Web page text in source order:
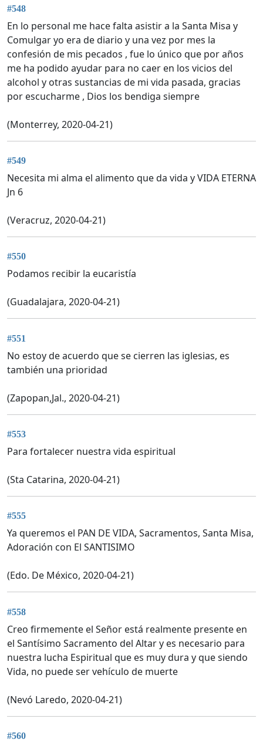
#548
En lo personal me hace falta asistir a la Santa Misa y
Comulgar yo era de diario y una vez por mes la
confesión de mis pecados , fue lo único que por años
me ha podido ayudar para no caer en los vicios del
alcohol y otras sustancias de mi vida pasada, gracias
por escucharme , Dios los bendiga siempre
(Monterrey, 2020-04-21)
#549
Necesita mi alma el alimento que da vida y VIDA ETERNA
Jn 6
(Veracruz, 2020-04-21)
#550
Podamos recibir la eucaristía
(Guadalajara, 2020-04-21)
#551
No estoy de acuerdo que se cierren las iglesias, es
también una prioridad
(Zapopan,Jal., 2020-04-21)
#553
Para fortalecer nuestra vida espiritual
(Sta Catarina, 2020-04-21)
#555
Ya queremos el PAN DE VIDA, Sacramentos, Santa Misa,
Adoración con El SANTISIMO
(Edo. De México, 2020-04-21)
#558
Creo firmemente el Señor está realmente presente en
el Santísimo Sacramento del Altar y es necesario para
nuestra lucha Espiritual que es muy dura y que siendo
Vida, no puede ser vehículo de muerte
(Nevó Laredo, 2020-04-21)
#560